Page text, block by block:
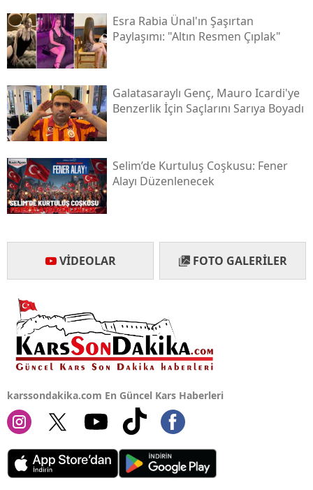
Karaman
Şırnak
Ardahan
Karabük
Kilis
Esra Rabia Ünal'ın Şaşırtan
Paylaşımı: "altın Resmen Çıplak"
Galatasaraylı Genç, Mauro Icardi'ye
Benzerlik İçin Saçlarını Sarıya Boyadı
Selim’de Kurtuluş Coşkusu: Fener
Alayı Düzenlenecek
VIDEOLAR FOTO GALERILER
karssondakika.com En Güncel Kars Haberleri